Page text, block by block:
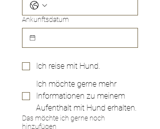
Ankunftsdatum
Ich reise mit Hund.
Ich möchte gerne mehr
Informationen zu meinem
Aufenthalt mit Hund erhalten.
Das möchte ich gerne noch
hinzufügen